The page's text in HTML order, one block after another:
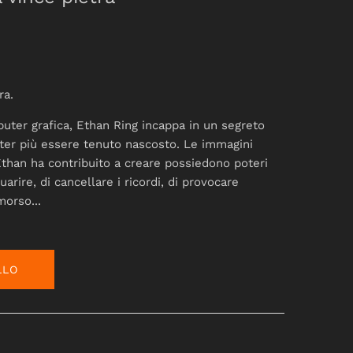
grafica, Ethan Ring incappa in un segreto
più essere tenuto nascosto. Le immagini
ha contribuito a creare possiedono poteri
di cancellare i ricordi, di provocare